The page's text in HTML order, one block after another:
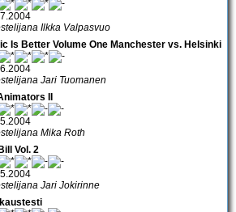
Ilkka Valpasvuo
Is Better Volume One Manchester vs. Helsinki
Jari Tuomanen
II
Mika Roth
Vol. 2
Jari Jokirinne